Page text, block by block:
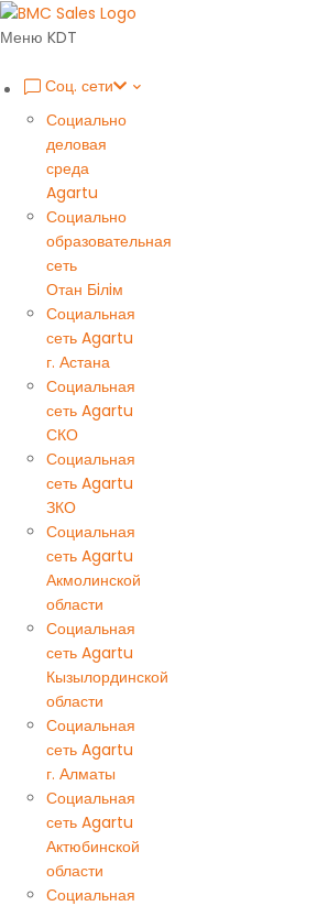
Меню KDT
Соц. сети
Социально
деловая
среда
Agartu
Социально
образовательная
сеть
Отан Бiлiм
Социальная
сеть Agartu
г. Астана
Социальная
сеть Agartu
СКО
Социальная
сеть Agartu
ЗКО
Социальная
сеть Agartu
Акмолинской
области
Социальная
сеть Agartu
Кызылординской
области
Социальная
сеть Agartu
г. Алматы
Социальная
сеть Agartu
Актюбинской
области
Социальная